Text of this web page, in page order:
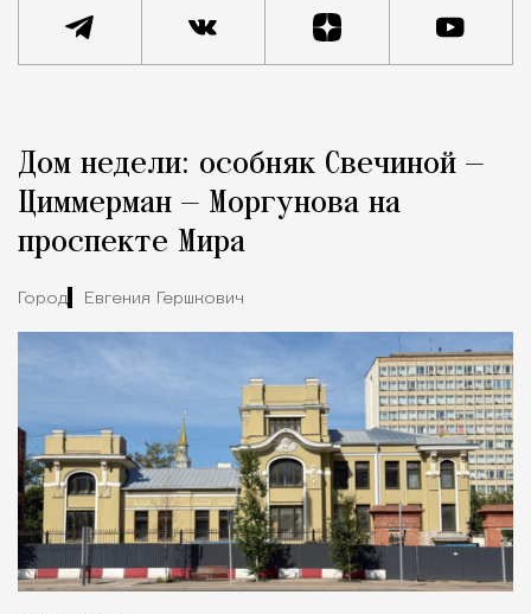
Город
Дом недели: особняк Свечиной —
Циммерман — Моргунова на
проспекте Мира
Город Евгения Гершкович